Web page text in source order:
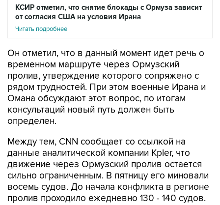
КСИР отметил, что снятие блокады с Ормуза зависит
от согласия США на условия Ирана
Читать подробнее
Он отметил, что в данный момент идет речь о
временном маршруте через Ормузский
пролив, утверждение которого сопряжено с
рядом трудностей. При этом военные Ирана и
Омана обсуждают этот вопрос, по итогам
консультаций новый путь должен быть
определен.
Между тем, CNN сообщает со ссылкой на
данные аналитической компании Kpler, что
движение через Ормузский пролив остается
сильно ограниченным. В пятницу его миновали
восемь судов. До начала конфликта в регионе
пролив проходило ежедневно 130 - 140 судов.